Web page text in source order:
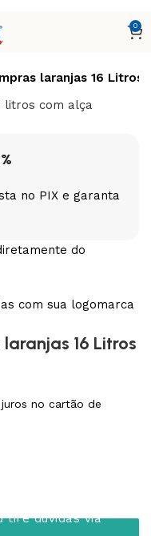
0
laranjas 16 Litros
no PIX e garanta
do
com sua logomarca
16 Litros
no cartão de
tire dúvidas via